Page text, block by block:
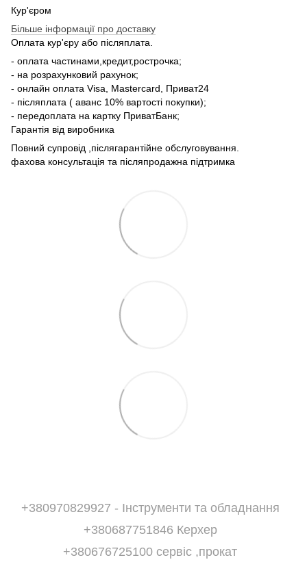
Кур'єром
Більше інформації про доставку
Оплата кур'єру або післяплата.
- оплата частинами,кредит,рострочка;
- на розрахунковий рахунок;
- онлайн оплата Visa, Mastercard, Приват24
- післяплата ( аванс 10% вартості покупки);
- передоплата на картку ПриватБанк;
Гарантія від виробника
Повний супровід ,післягарантійне обслуговування.
фахова консультація та післяпродажна підтримка
+380970829927 - Інструменти та обладнання
+380687751846 Керхер
+380676725100 сервіс ,прокат